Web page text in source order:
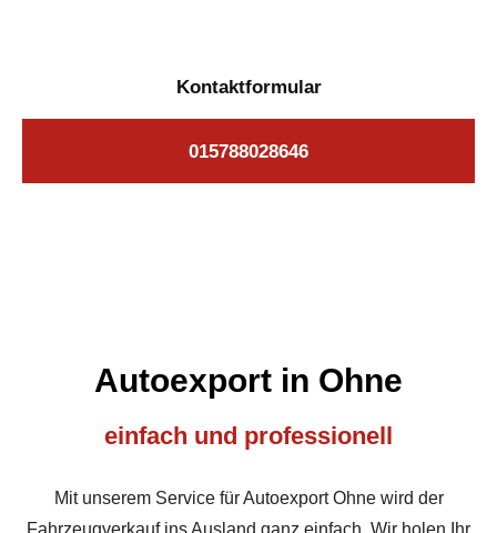
Kontaktformular
015788028646
Autoexport in Ohne
einfach und professionell
Mit unserem Service für Autoexport Ohne wird der
Fahrzeugverkauf ins Ausland ganz einfach. Wir holen Ihr